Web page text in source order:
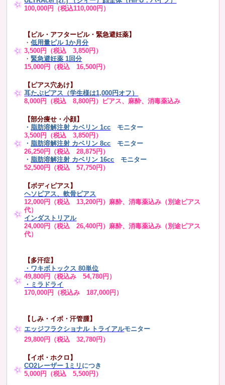
100,000円（税込110,000円）
【ピル・アフターピル・緊急避妊薬】
・低用量ピル 1か月分
3,500円（税込 3,850円）
・緊急避妊薬 1回分
15,000円（税込 16,500円）
【ピアス穴あけ】
耳たぶピアス（学生様は1,000円オフ）
8,000円（税込 8,800円）ピアス、麻酔、消毒薬込み
【部分痩せ・小顔】
・ 脂肪溶解注射 カベリン 1cc モニター
3,500円（税込 3,850円）
・ 脂肪溶解注射 カベリン 8cc モニター
26,250円（税込 28,875円）
・ 脂肪溶解注射 カベリン 16cc
モニター
52,500円（税込 57,750円）
【ボディピアス】
ヘソピアス、軟骨ピアス
12,000円（税込 13,200円）麻酔、消毒薬込み（別途ピアス
代）
インダストリアル
24,000円（税込 26,400円）麻酔、消毒薬込み（別途ピアス
代）
【多汗症】
・ ワキボトックス 80単位
49,800円（税込み 54,780円）
・ミラドライ
170,000円（税込み 187,000円）
【しみ・イボ・汗管腫】
エッジフラクショナル トライアルモニター
29,800円（税込 32,780円）
【イボ・ホクロ】
CO2レーザー 1ミリ につき
5,000円（税込 5,500円）